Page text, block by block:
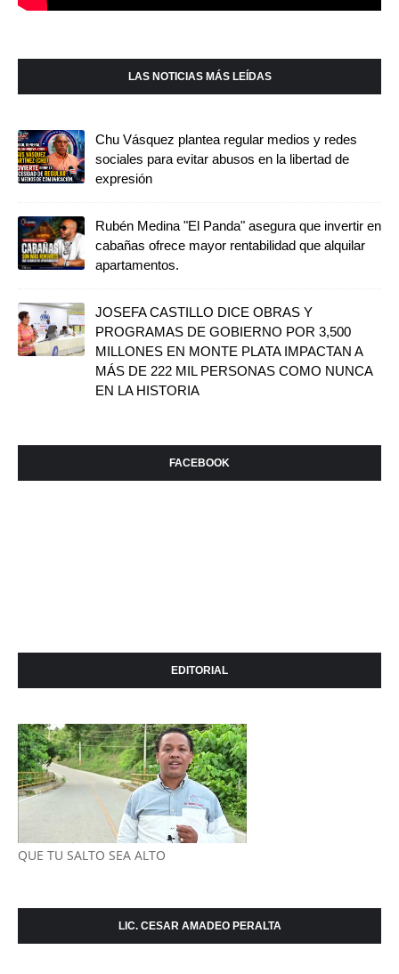
LAS NOTICIAS MÁS LEÍDAS
Chu Vásquez plantea regular medios y redes
sociales para evitar abusos en la libertad de
expresión
Rubén Medina "El Panda" asegura que invertir en
cabañas ofrece mayor rentabilidad que alquilar
apartamentos.
JOSEFA CASTILLO DICE OBRAS Y
PROGRAMAS DE GOBIERNO POR 3,500
MILLONES EN MONTE PLATA IMPACTAN A
MÁS DE 222 MIL PERSONAS COMO NUNCA
EN LA HISTORIA
FACEBOOK
EDITORIAL
QUE TU SALTO SEA ALTO
LIC. CESAR AMADEO PERALTA